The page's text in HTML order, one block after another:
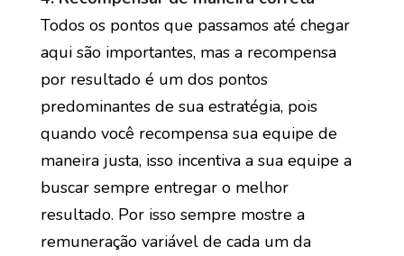
Todos os pontos que passamos até chegar
aqui são importantes, mas a recompensa
por resultado é um dos pontos
predominantes de sua estratégia, pois
quando você recompensa sua equipe de
maneira justa, isso incentiva a sua equipe a
buscar sempre entregar o melhor
resultado. Por isso sempre mostre a
remuneração variável de cada um da